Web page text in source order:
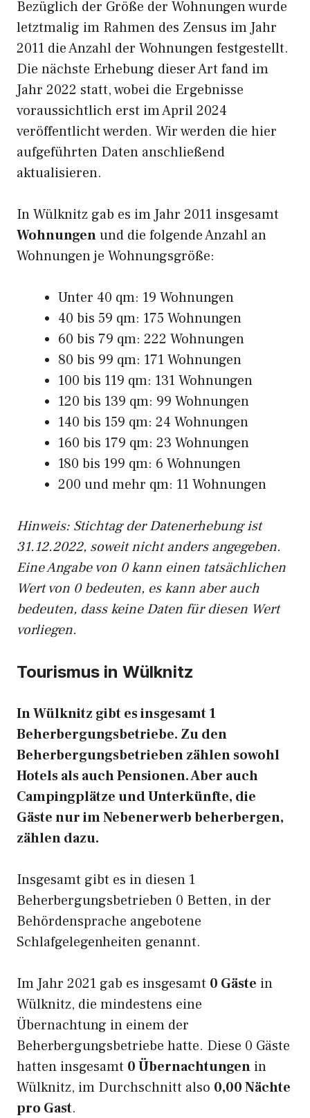
Bezüglich der Größe der Wohnungen wurde
letztmalig im Rahmen des Zensus im Jahr
2011 die Anzahl der Wohnungen festgestellt.
Die nächste Erhebung dieser Art fand im
Jahr 2022 statt, wobei die Ergebnisse
voraussichtlich erst im April 2024
veröffentlicht werden. Wir werden die hier
aufgeführten Daten anschließend
aktualisieren.
In Wülknitz gab es im Jahr 2011 insgesamt
Wohnungenund die folgende Anzahl an
Wohnungen je Wohnungsgröße:
Unter 40 qm: 19 Wohnungen
40 bis 59 qm: 175 Wohnungen
60 bis 79 qm: 222 Wohnungen
80 bis 99 qm: 171 Wohnungen
100 bis 119 qm: 131 Wohnungen
120 bis 139 qm: 99 Wohnungen
140 bis 159 qm: 24 Wohnungen
160 bis 179 qm: 23 Wohnungen
180 bis 199 qm: 6 Wohnungen
200 und mehr qm: 11 Wohnungen
Hinweis: Stichtag der Datenerhebung ist
31.12.2022, soweit nicht anders angegeben.
Eine Angabe von 0 kann einen tatsächlichen
Wert von 0 bedeuten, es kann aber auch
bedeuten, dass keine Daten für diesen Wert
vorliegen.
Tourismus in Wülknitz
In Wülknitz gibt es insgesamt 1
Beherbergungsbetriebe. Zu den
Beherbergungsbetrieben zählen sowohl
Hotels als auch Pensionen. Aber auch
Campingplätze und Unterkünfte, die
Gäste nur im Nebenerwerb beherbergen,
zählen dazu.
Insgesamt gibt es in diesen 1
Beherbergungsbetrieben 0 Betten, in der
Behördensprache angebotene
Schlafgelegenheiten genannt.
Im Jahr 2021 gab es insgesamt 0 Gäste in
Wülknitz, die mindestens eine
Übernachtung in einem der
Beherbergungsbetriebe hatte. Diese 0 Gäste
hatten insgesamt 0 Übernachtungen in
Wülknitz, im Durchschnitt also 0,00 Nächte
pro Gast.